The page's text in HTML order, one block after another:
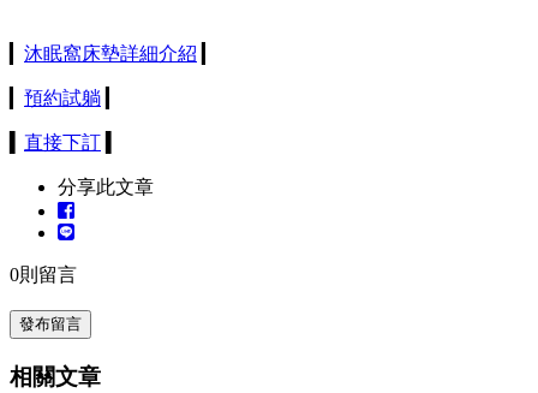
沐眠窩床墊詳細介紹
預約試躺
直接下訂
分享此文章
0則留言
發布留言
相關文章